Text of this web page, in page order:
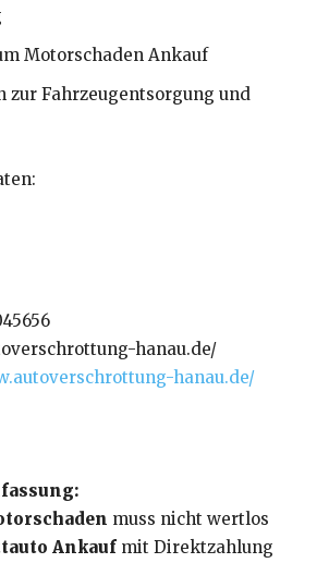
Motorschaden Ankauf
zur Fahrzeugentsorgung und
hanau.de/
hanau.de/
muss nicht wertlos
Ankauf mit Direktzahlung